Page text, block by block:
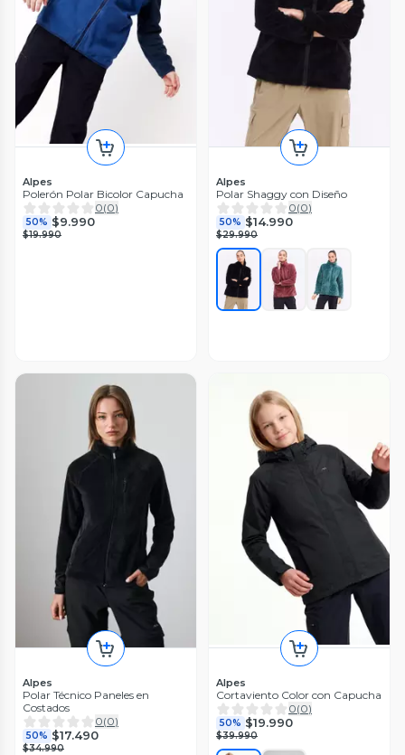
Alpes
Polerón Polar Bicolor Capucha
0(0)
50% $9.990
$19.990
Alpes
Polar Shaggy con Diseño
0(0)
50% $14.990
$29.990
Alpes
Polar Técnico Paneles en
Costados
0(0)
50% $17.490
$34.990
Alpes
Cortaviento Color con Capucha
0(0)
50% $19.990
$39.990